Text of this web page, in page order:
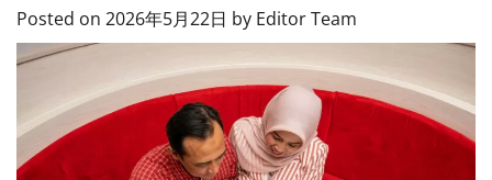
Posted on 2026年5月22日 by Editor Team